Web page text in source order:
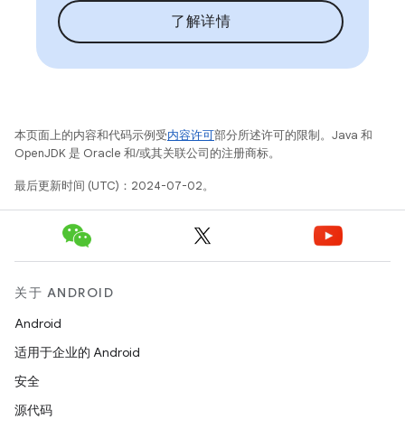
了解详情
本页面上的内容和代码示例受内容许可部分所述许可的限制。Java 和
OpenJDK 是 Oracle 和/或其关联公司的注册商标。
最后更新时间 (UTC)：2024-07-02。
关于 ANDROID
Android
适用于企业的 Android
安全
源代码